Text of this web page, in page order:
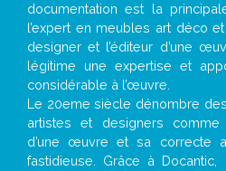
documentation est la
l’expert en meubles art déco
designer et l’éditeur d’une
légitime une expertise et
considérable à l’œuvre.
Le 20eme siècle dénombre
artistes et designers comme
d’une œuvre et sa correcte
fastidieuse. Grâce à